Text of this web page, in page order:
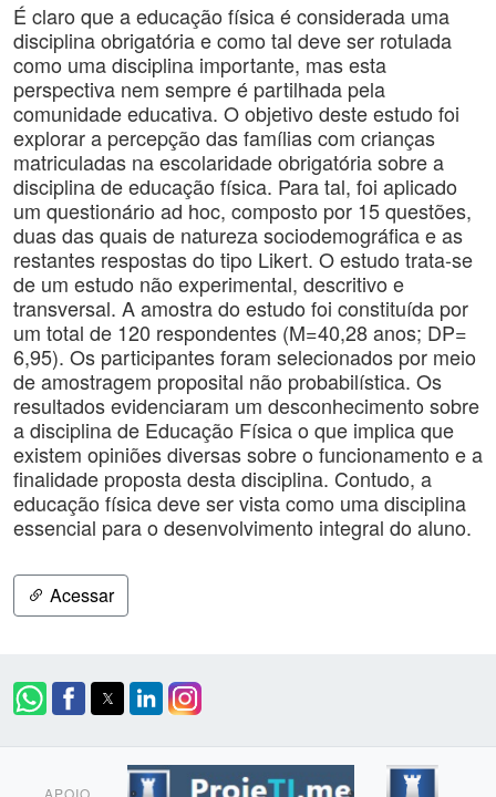
É claro que a educação física é considerada uma
disciplina obrigatória e como tal deve ser rotulada
como uma disciplina importante, mas esta
perspectiva nem sempre é partilhada pela
comunidade educativa. O objetivo deste estudo foi
explorar a percepção das famílias com crianças
matriculadas na escolaridade obrigatória sobre a
disciplina de educação física. Para tal, foi aplicado
um questionário ad hoc, composto por 15 questões,
duas das quais de natureza sociodemográfica e as
restantes respostas do tipo Likert. O estudo trata-se
de um estudo não experimental, descritivo e
transversal. A amostra do estudo foi constituída por
um total de 120 respondentes (M=40,28 anos; DP=
6,95). Os participantes foram selecionados por meio
de amostragem proposital não probabilística. Os
resultados evidenciaram um desconhecimento sobre
a disciplina de Educação Física o que implica que
existem opiniões diversas sobre o funcionamento e a
finalidade proposta desta disciplina. Contudo, a
educação física deve ser vista como uma disciplina
essencial para o desenvolvimento integral do aluno.
Acessar
APOIO